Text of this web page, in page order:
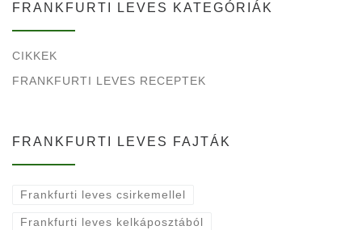
FRANKFURTI LEVES KATEGÓRIÁK
CIKKEK
FRANKFURTI LEVES RECEPTEK
FRANKFURTI LEVES FAJTÁK
Frankfurti leves csirkemellel
Frankfurti leves kelkáposztából